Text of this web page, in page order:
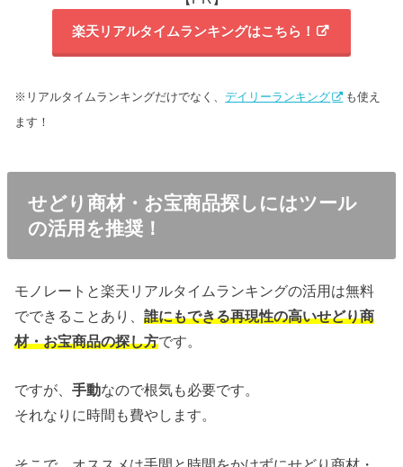
楽天リアルタイムランキングはこちら！
※リアルタイムランキングだけでなく、デイリーランキング
も使え
ます！
せどり商材・お宝商品探しにはツール
の活用を推奨！
モノレートと楽天リアルタイムランキングの活用は無料
でできることあり、誰にもできる再現性の高いせどり商
材・お宝商品の探し方です。
ですが、手動なので根気も必要です。
それなりに時間も費やします。